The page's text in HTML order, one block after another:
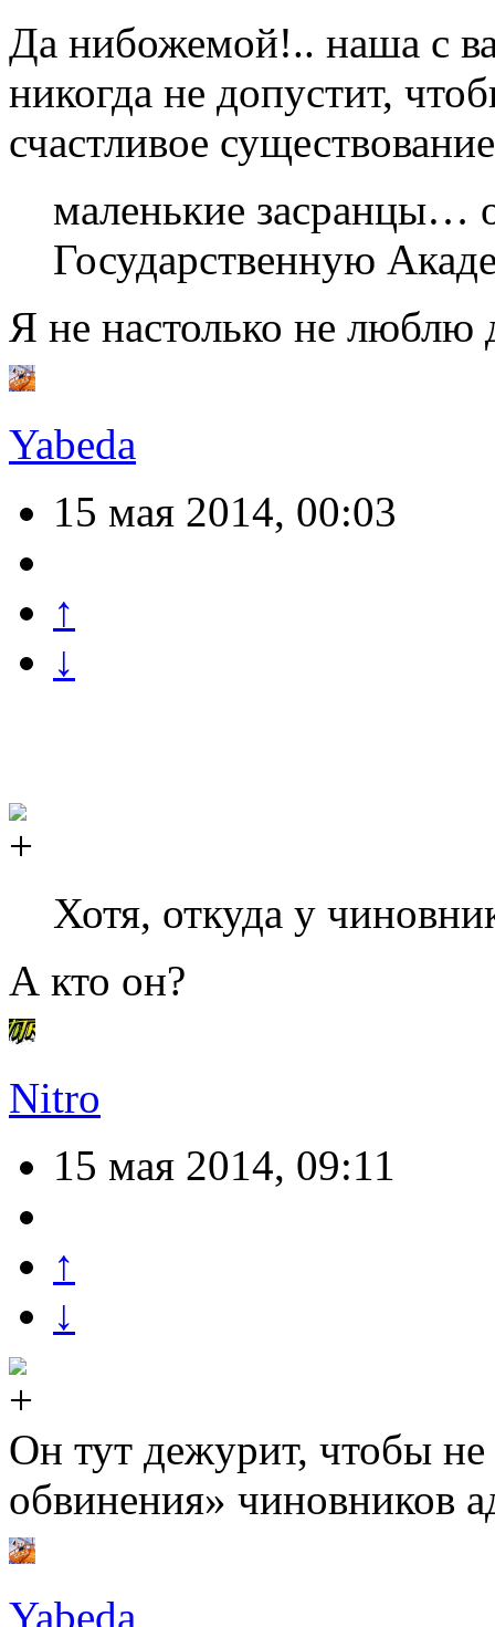
Да нибожемой!.. наша с
никогда не допустит,
счастливое
маленькие засранцы…
Государственную
Я не настолько не
Yabeda
15 мая 2014, 00:03
↑
↓
Хотя, откуда у
А кто он?
Nitro
15 мая 2014, 09:11
↑
↓
Он тут дежурит, чтобы не
обвинения» чиновников
Yabeda